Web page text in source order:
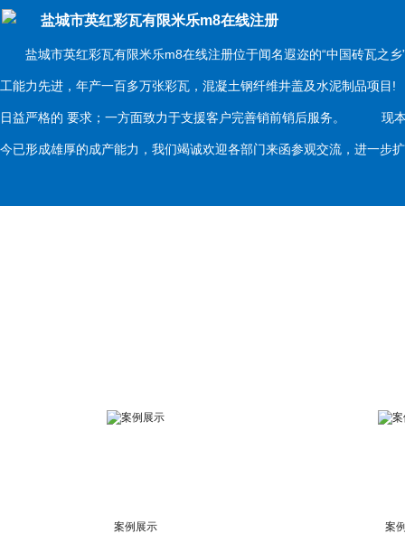
盐城市英红彩瓦有限米乐m8在线注册
盐城市英红彩瓦有限米乐m8在线注册位于闻名遐迩的“中国砖瓦之乡
工能力先进，年产一百多万张彩瓦，混凝土钢纤维井盖及水泥制品项
日益严格的 要求；一方面致力于支援客户完善销前销后服务。 现本
今已形成雄厚的成产能力，我们竭诚欢迎各部门来函参观交流，进一
案例展示 案